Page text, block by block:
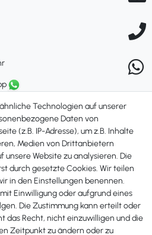
Technologien auf unserer
Daten von
(z.B. IP-Adresse), um z.B. Inhalte
Medien von Drittanbietern
Website zu analysieren. Die
durch gesetzte Cookies. Wir teilen
in den Einstellungen benennen.
Einwilligung oder aufgrund eines
Die Zustimmung kann erteilt oder
das Recht, nicht einzuwilligen und die
Zeitpunkt zu ändern oder zu